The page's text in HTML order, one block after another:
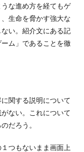
な進め方を経てもゲ
生命を脅かす強大な
い。紹介文にある記
ム」であることを徹
関する説明について
ない。これについて
だろう。
つもないまま画面上